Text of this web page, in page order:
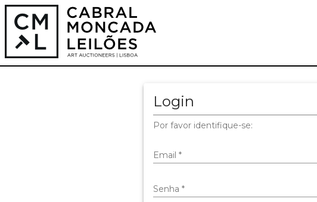
Login
Por favor identifique-se:
Email *
Senha *